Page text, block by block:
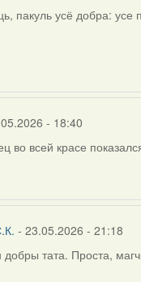
пакуль усё добра:
- 18:40
во всей красе
- 23.05.2026 - 21:18
добры тата. Проста,